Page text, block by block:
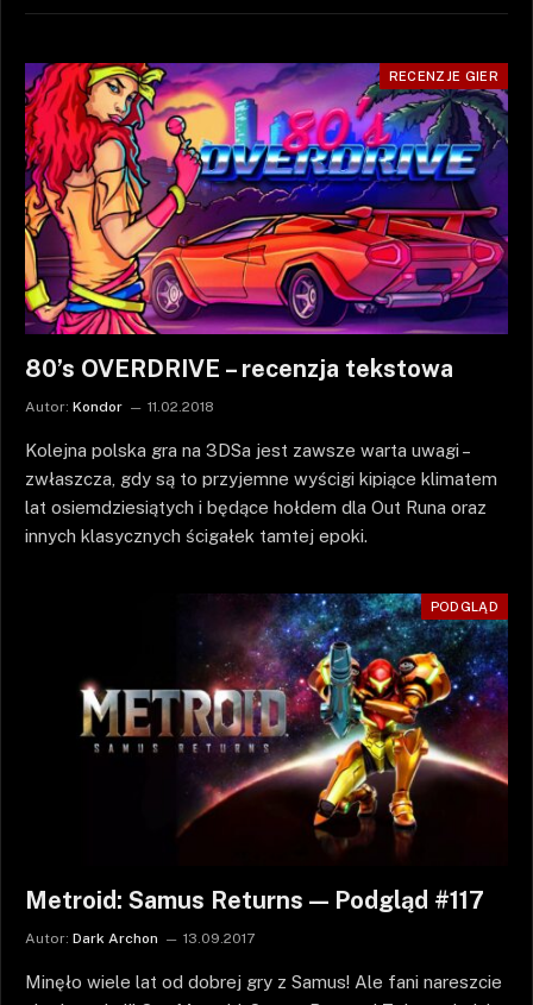
RECENZJE GIER
80’s OVERDRIVE – recenzja tekstowa
Autor: Kondor 11.02.2018
Kolejna polska gra na 3DSa jest zawsze warta uwagi –
zwłaszcza, gdy są to przyjemne wyścigi kipiące klimatem
lat osiemdziesiątych i będące hołdem dla Out Runa oraz
innych klasycznych ścigałek tamtej epoki.
PODGLĄD
Metroid: Samus Returns — Podgląd #117
Autor: Dark Archon 13.09.2017
Minęło wiele lat od dobrej gry z Samus! Ale fani nareszcie